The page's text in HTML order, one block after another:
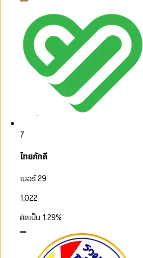
7
ไทยภักดี
เบอร์ 29
1,022
คิดเป็น 1.29%